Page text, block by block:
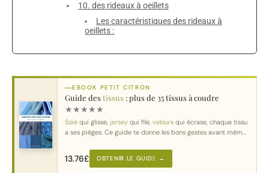
10. des rideaux à oeillets
Les caractéristiques des rideaux à
oeillets :
EBOOK PETIT CITRON
Guide destissus : plus de 35 tissus à coudre
★★★★★
Soie qui glisse, jersey qui file, velours qui écrase, chaque tissu
a ses pièges. Ce guide te donne les bons gestes avant même
13.76£ OBTENIR LE GUIDE →